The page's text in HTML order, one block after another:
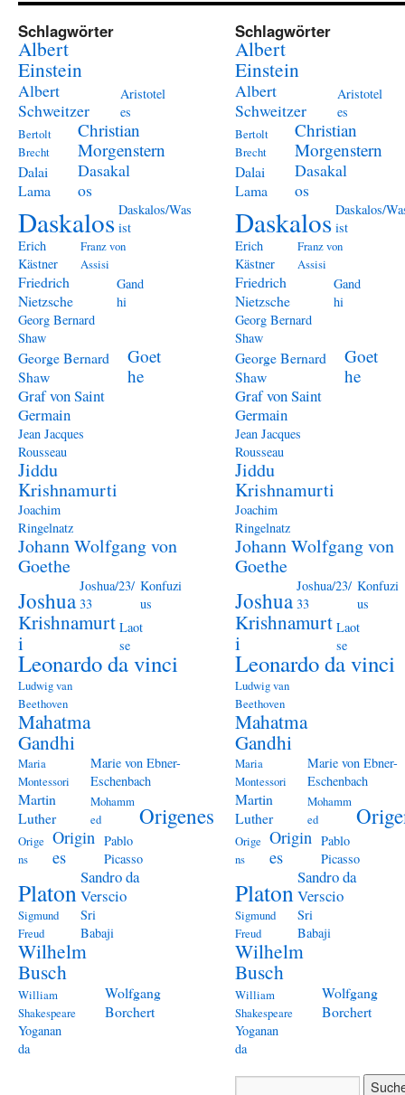
Schlagwörter
Albert
Einstein
Albert
Schweitzer
Aristotel
es
Bertolt
Brecht
Christian
Morgenstern
Dalai
Lama
Dasakal
os
Daskalos Daskalos/Was
ist
Erich
Kästner
Franz von
Assisi
Friedrich
Nietzsche
Gand
hi
Georg Bernard
Shaw
George Bernard
Shaw
Goet
he
Graf von Saint
Germain
Jean Jacques
Rousseau
Jiddu
Krishnamurti
Joachim
Ringelnatz
Johann Wolfgang von
Goethe
Joshua
Joshua/23/
33
Konfuzi
us
Krishnamurt
i
Laot
se
Leonardo da vinci
Ludwig van
Beethoven
Mahatma
Gandhi
Maria
Montessori
Marie von Ebner-
Eschenbach
Martin
Luther
Mohamm
ed
Origenes
Orige
ns
Origin
es
Pablo
Picasso
Platon
Sandro da
Verscio
Sigmund
Freud
Sri
Babaji
Wilhelm
Busch
William
Shakespeare
Wolfgang
Borchert
Yoganan
da
Schlagwörter
Albert
Einstein
Albert
Schweitzer
Aristotel
es
Bertolt
Brecht
Christian
Morgenstern
Dalai
Lama
Dasakal
os
Daskalos Daskalos/
ist
Erich
Kästner
Franz von
Assisi
Friedrich
Nietzsche
Gand
hi
Georg Bernard
Shaw
George Bernard
Shaw
Goet
he
Graf von Saint
Germain
Jean Jacques
Rousseau
Jiddu
Krishnamurti
Joachim
Ringelnatz
Johann Wolfgang von
Goethe
Joshua
Joshua/23/
33
Konfuzi
us
Krishnamurt
i
Laot
se
Leonardo da vinci
Ludwig van
Beethoven
Mahatma
Gandhi
Maria
Montessori
Marie von Ebner-
Eschenbach
Martin
Luther
Mohamm
ed
Orige
ns
Origin
es
Pablo
Picasso
Platon
Sandro da
Verscio
Sigmund
Freud
Sri
Babaji
Wilhelm
Busch
William
Shakespeare
Wolfgang
Borchert
Yoganan
da